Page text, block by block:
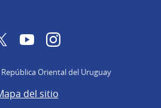
TwitterYouTubeInstagram
Oriental del Uruguay
del sitio